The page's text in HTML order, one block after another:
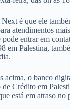
é que ele
atendimentos
entrar em
em Palestina,
acima, o banco
de Crédito em
está em atraso no